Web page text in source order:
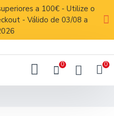
a 100€ - Utilize o
- Válido de 03/08 a
0 0